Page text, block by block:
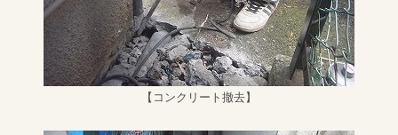
【コンクリート撤去】